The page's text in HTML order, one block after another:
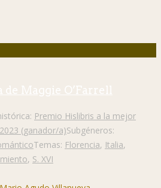
de Maggie O’Farrell
Premio Hislibris a la mejor
(ganador/a)Subgéneros:
Temas: Florencia, Italia,
, S. XVI